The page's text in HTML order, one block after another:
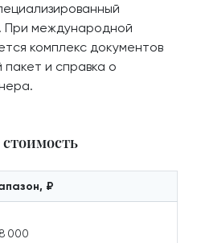
При международной
комплекс документов
пакет и справка о
₽
000